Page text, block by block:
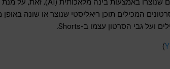
המכילים תוכן ריאליסטי שנוצר או שונה באופן
)